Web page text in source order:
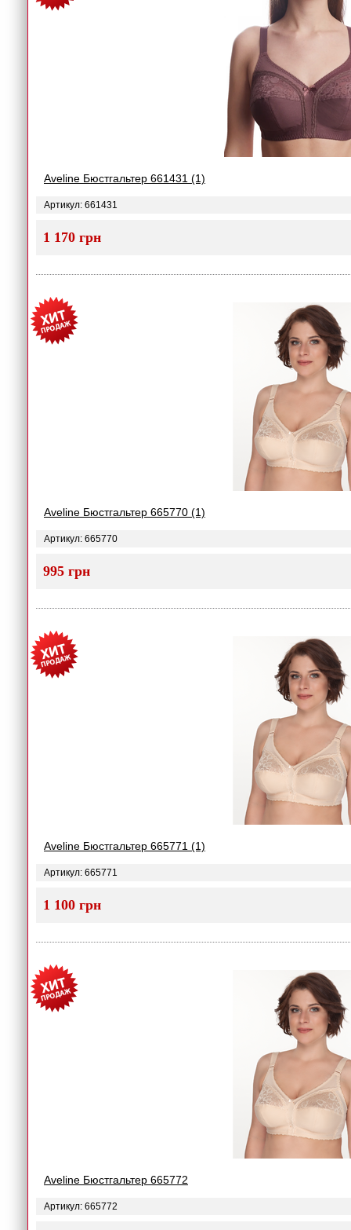
Aveline Бюстгальтер 661431 (1)
Артикул: 661431
1 170 грн
Aveline Бюстгальтер 665770 (1)
Артикул: 665770
995 грн
Aveline Бюстгальтер 665771 (1)
Артикул: 665771
1 100 грн
Aveline Бюстгальтер 665772
Артикул: 665772